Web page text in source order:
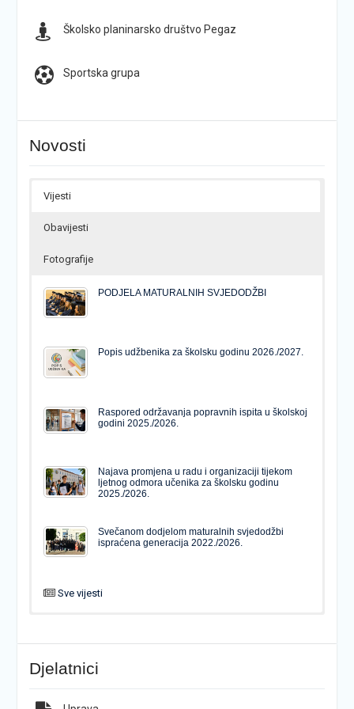
Školsko planinarsko društvo Pegaz
Sportska grupa
Novosti
Vijesti
Obavijesti
Fotografije
PODJELA MATURALNIH SVJEDODŽBI
Popis udžbenika za školsku godinu 2026./2027.
Raspored održavanja popravnih ispita u školskoj
godini 2025./2026.
Najava promjena u radu i organizaciji tijekom
ljetnog odmora učenika za školsku godinu
2025./2026.
Svečanom dodjelom maturalnih svjedodžbi
ispraćena generacija 2022./2026.
Sve vijesti
Popis udžbenika za školsku godinu 2026./2027.
Natječaj za upis u 1. razred Katoličke gimnazije s
pravom javnosti
Djelatnici